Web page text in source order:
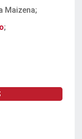
Maizena;
;